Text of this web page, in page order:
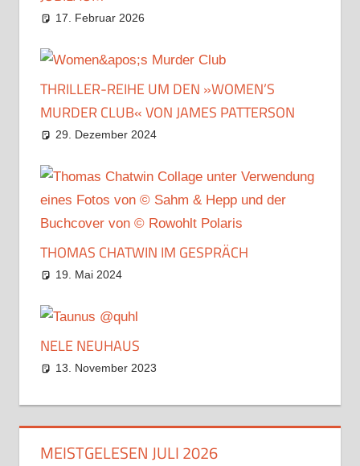
17. Februar 2026
THRILLER-REIHE UM DEN »WOMEN’S
MURDER CLUB« VON JAMES PATTERSON
29. Dezember 2024
THOMAS CHATWIN IM GESPRÄCH
19. Mai 2024
NELE NEUHAUS
13. November 2023
MEISTGELESEN JULI 2026